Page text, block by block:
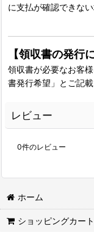
に支払が確認できな
【領収書の発行
領収書が必要なお客
書発行希望」とご記載
レビュー
0件のレビュー
ホーム
ショッピングカート